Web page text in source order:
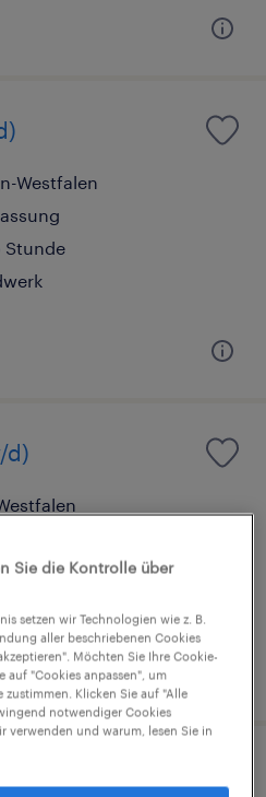
Westfalen
Stunde
d)
Stunde
Sie die Kontrolle über
setzen wir Technologien wie z. B.
aller beschriebenen Cookies
Möchten Sie Ihre Cookie-
auf "Cookies anpassen", um
zustimmen. Klicken Sie auf "Alle
notwendiger Cookies
verwenden und warum, lesen Sie in